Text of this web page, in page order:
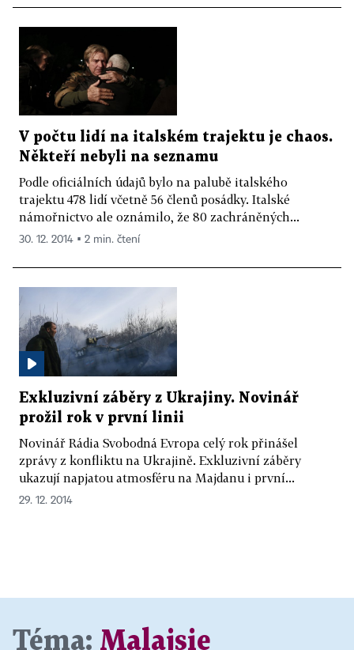
V počtu lidí na italském trajektu je chaos.
Někteří nebyli na seznamu
Podle oficiálních údajů bylo na palubě italského
trajektu 478 lidí včetně 56 členů posádky. Italské
námořnictvo ale oznámilo, že 80 zachráněných...
30. 12. 2014 ▪ 2 min. čtení
Exkluzivní záběry z Ukrajiny. Novinář
prožil rok v první linii
Novinář Rádia Svobodná Evropa celý rok přinášel
zprávy z konfliktu na Ukrajině. Exkluzivní záběry
ukazují napjatou atmosféru na Majdanu i první...
29. 12. 2014
Téma: Malajsie